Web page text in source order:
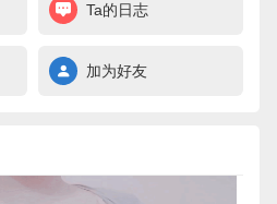
Ta的日志
加为好友